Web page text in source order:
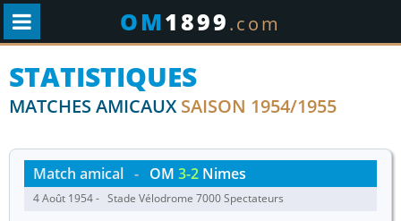
OM1899.com
STATISTIQUES
MATCHES AMICAUXSAISON 1954/1955
Match amical - OM 3-2 Nimes
4 Août 1954 - Stade Vélodrome 7000 Spectateurs